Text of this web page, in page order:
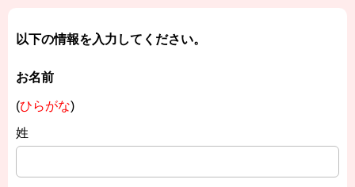
以下の情報を入力してください。
お名前
(ひらがな)
姓